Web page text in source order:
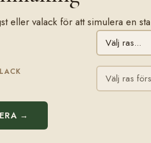
eller valack för att simulera en
→